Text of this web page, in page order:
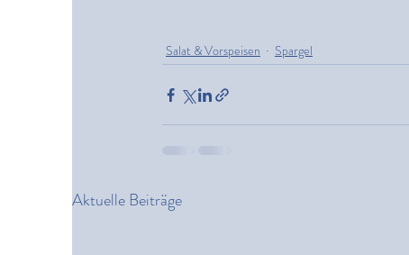
Salat & Vorspeisen Spargel
Aktuelle Beiträge